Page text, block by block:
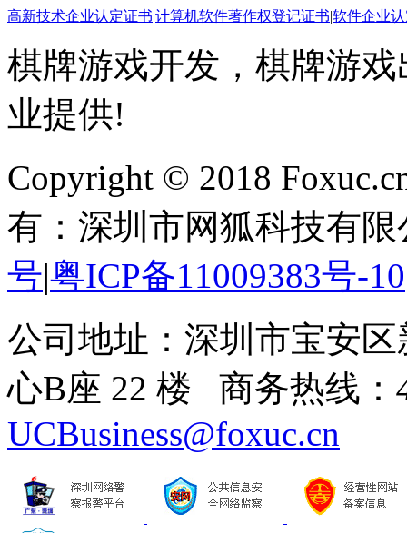
高新技术企业认定证书|计算机软件著作权登记证书|软件企业
棋牌游戏开发，棋牌游
业提供!
Copyright © 2018
有：深圳市网狐科技有限
号|粤ICP备11009383号-10
公司地址：深圳市宝安
心B座 22 楼 商务热线：
UCBusiness@foxuc.cn